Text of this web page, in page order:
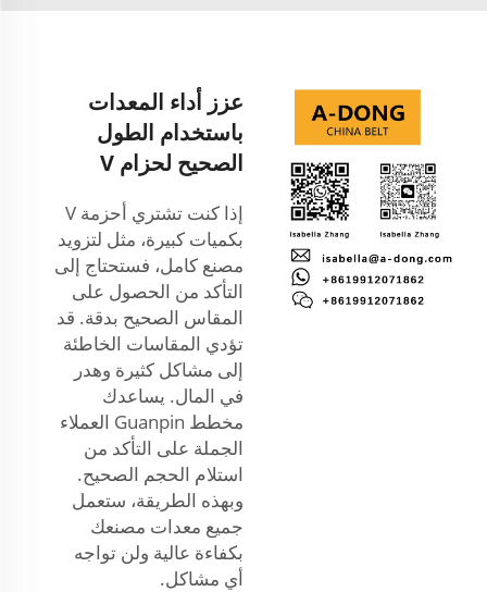
عزز أداء المعدات
باستخدام الطول
الصحيح لحزام V
إذا كنت تشتري أحزمة V
بكميات كبيرة، مثل لتزويد
مصنع كامل، فستحتاج إلى
التأكد من الحصول على
المقاس الصحيح بدقة. قد
تؤدي المقاسات الخاطئة
إلى مشاكل كثيرة وهدر
في المال. يساعدك
مخطط Guanpin العملاء
الجملة على التأكد من
استلام الحجم الصحيح.
وبهذه الطريقة، ستعمل
جميع معدات مصنعك
بكفاءة عالية ولن تواجه
أي مشاكل.